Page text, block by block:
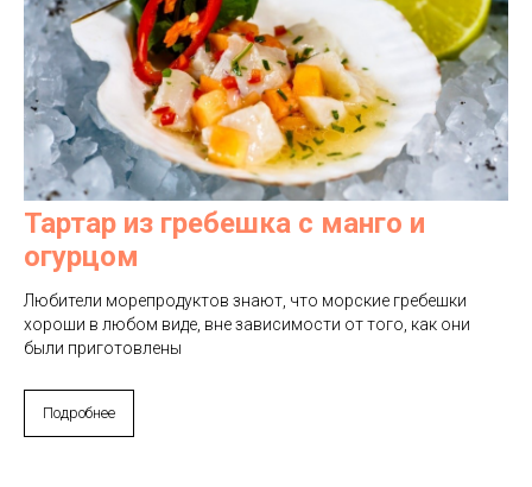
Тартар из гребешка с манго и
огурцом
Любители морепродуктов знают, что морские гребешки
хороши в любом виде, вне зависимости от того, как они
были приготовлены
Подробнее